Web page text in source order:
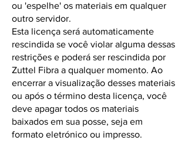
ou 'espelhe' os materiais em qualquer
outro servidor.
Esta licença será automaticamente
rescindida se você violar alguma dessas
restrições e poderá ser rescindida por
Zuttel Fibra a qualquer momento. Ao
encerrar a visualização desses materiais
ou após o término desta licença, você
deve apagar todos os materiais
baixados em sua posse, seja em
formato eletrónico ou impresso.